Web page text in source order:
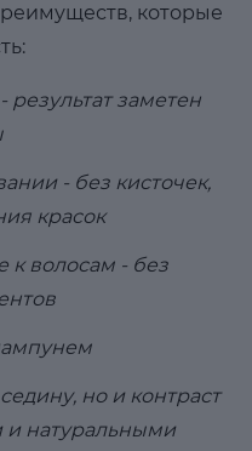
которые
заметен
- без кисточек,
красок
волосам - без
но и контраст
натуральными